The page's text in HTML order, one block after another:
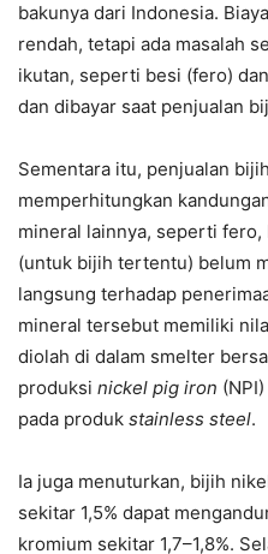
bakunya dari Indonesia.
rendah, tetapi ada masalah
ikutan, seperti besi (fero)
dan dibayar saat penjualan
Sementara itu, penjualan
memperhitungkan
mineral lainnya, seperti
(untuk bijih tertentu) belum
langsung terhadap
mineral tersebut memiliki
diolah di dalam smelter
produksi nickel pig iron
pada produk stainless steel.
Ia juga menuturkan, bijih
sekitar 1,5% dapat
kromium sekitar 1,7–1,8%.